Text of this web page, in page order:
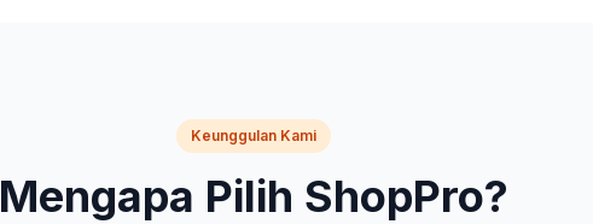
Keunggulan Kami
Mengapa Pilih ShopPro?